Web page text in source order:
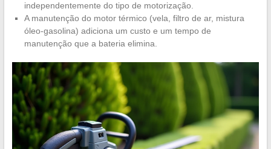
independentemente do tipo de motorização.
A manutenção do motor térmico (vela, filtro de ar, mistura
óleo-gasolina) adiciona um custo e um tempo de
manutenção que a bateria elimina.